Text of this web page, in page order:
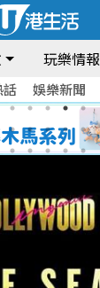
玩樂情報
話 娛樂新聞